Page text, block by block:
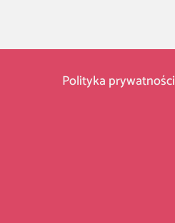
Polityka prywatności